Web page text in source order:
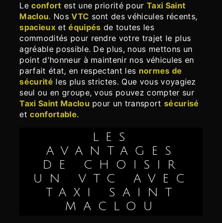
Leconfort est une priorité pour Taxi Saint
Maclou. NosVTC sont des véhicules récents,
spacieuxetéquipés de toutes les
commodités pour rendre votre trajet le plus
agréable possible. De plus, nous mettons un
point d'honneur à maintenir nos véhicules en
parfait état, en respectant les normes de
sécurité les plus strictes. Que vous voyagiez
seul ou en groupe, vous pouvez compter sur
Taxi Saint Maclou pour un transport sécurisé
etconfortable.
LES
AVANTAGES
DE CHOISIR
UN VTC AVEC
TAXI SAINT
MACLOU